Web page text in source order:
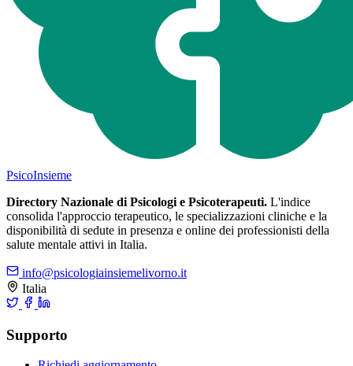
PsicoInsieme
Directory Nazionale di Psicologi e Psicoterapeuti. L'indice
consolida l'approccio terapeutico, le specializzazioni cliniche e la
disponibilità di sedute in presenza e online dei professionisti della
salute mentale attivi in Italia.
info@psicologiainsiemelivorno.it
Italia
Supporto